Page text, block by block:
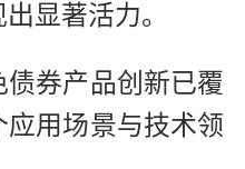
显著活力。
券产品创新已覆
用场景与技术领